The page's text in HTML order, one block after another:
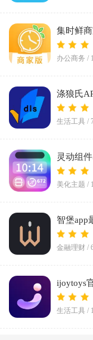
集时鲜
办公商务 /
涤狼氏
生活工具 /
灵动组
美化主题 /
智堡app
金融理财 /
ijoytoys
生活工具 /